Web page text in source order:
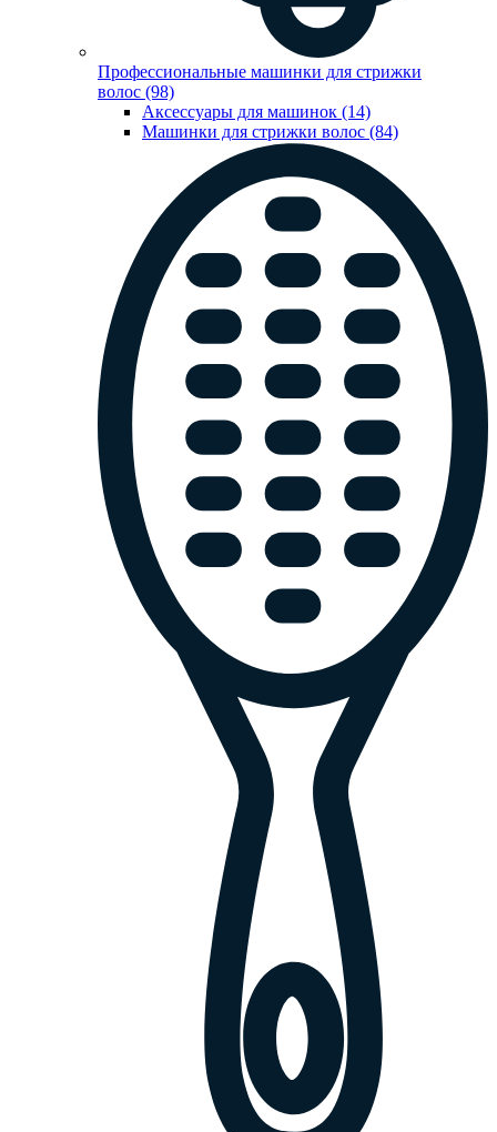
Профессиональные машинки для стрижки
волос (98)
Аксессуары для машинок (14)
Машинки для стрижки волос (84)